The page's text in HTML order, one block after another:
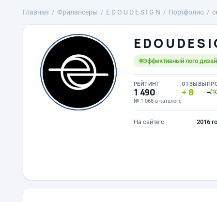
Главная Фрилансеры E D O U D E S I G N Портфолио
E D O U D E S I
Эффективный лого
РЕЙТИНГ
1 490
№ 1 068 в каталоге
ОТЗЫВЫ
8 -/
На сайте с 2016